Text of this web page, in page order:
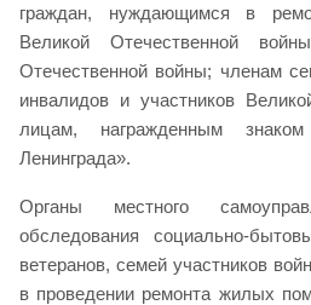
граждан, нуждающимся в
Великой Отечественной
Отечественной войны; членам
инвалидов и участников
лицам, награжденным
Ленинграда».
Органы местного
обследования социально-
ветеранов, семей участников
в проведении ремонта жилых